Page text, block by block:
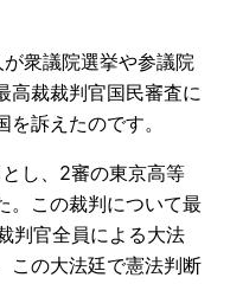
衆議院選挙や参議院
高裁裁判官国民審査に
訴えたのです。
し、2審の東京高等
。この裁判について最
判官全員による大法
この大法廷で憲法判断